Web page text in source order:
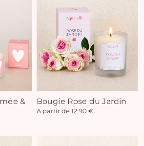
&
Bougie Rose du Jardin
A partir de 12,90 €